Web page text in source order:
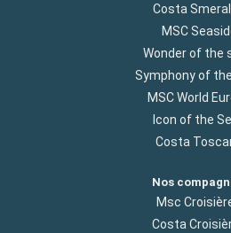
Costa
MSC
Wonder of the
Symphony of
MSC World
Icon of the
Costa
Nos
Msc
Costa